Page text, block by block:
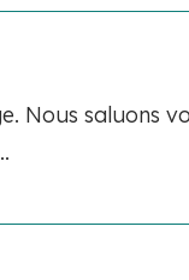
Nous saluons